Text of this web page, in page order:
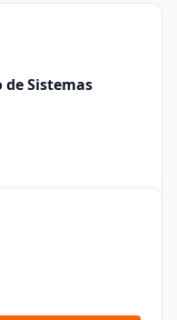
Sistemas